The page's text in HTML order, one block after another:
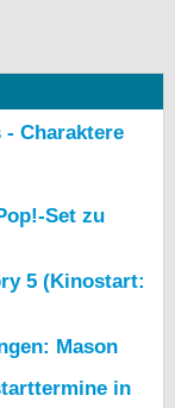
Charaktere
Set zu
5 (Kinostart:
Mason
in